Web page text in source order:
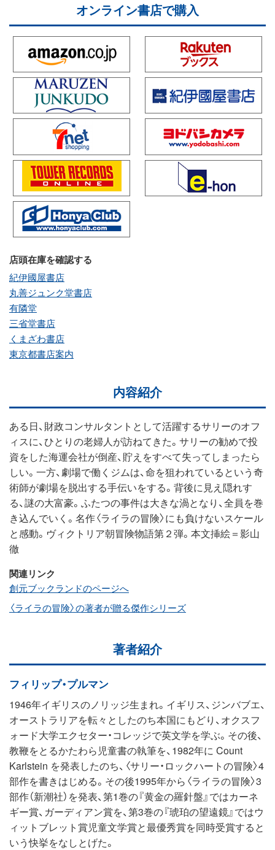
オンライン書店で購入
店頭在庫を確認する
紀伊國屋書店
丸善ジュンク堂書店
有隣堂
三省堂書店
くまざわ書店
東京都書店案内
内容紹介
ある日、財政コンサルタントとして活躍するサリーのオフ
ィスに、ひとりの老婦人が訪ねてきた。サリーの勧めで投
資をした海運会社が倒産、貯えをすべて失ってしまったら
しい。一方、劇場で働くジムは、命を狙われているという奇
術師が劇場を脱出する手伝いをする。背後に見え隠れす
る、謎の大富豪。ふたつの事件は大きな渦となり、全員を巻
き込んでいく。名作〈ライラの冒険〉にも負けないスケール
と感動。ヴィクトリア朝冒険物語第２弾。本文挿絵＝影山
徹
関連リンク
創元ブックランドのページへ
〈ライラの冒険〉の著者が贈る傑作シリーズ
著者紹介
フィリップ・プルマン
1946年イギリスのノリッジ生まれ。イギリス、ジンバブエ、
オーストラリアを転々としたのち本国にもどり、オクスフ
ォード大学エクセター・コレッジで英文学を学ぶ。その後、
教鞭をとるかたわら児童書の執筆を、1982年に Count
Karlstein を発表したのち、〈サリー・ロックハートの冒険〉4
部作を書きはじめる。その後1995年から〈ライラの冒険〉3
部作（新潮社）を発表、第1巻の『黄金の羅針盤』ではカーネ
ギー賞、ガーディアン賞を、第3巻の『琥珀の望遠鏡』ではウ
ィットブレット賞児童文学賞と最優秀賞を同時受賞すると
いう快挙をなしとげた。